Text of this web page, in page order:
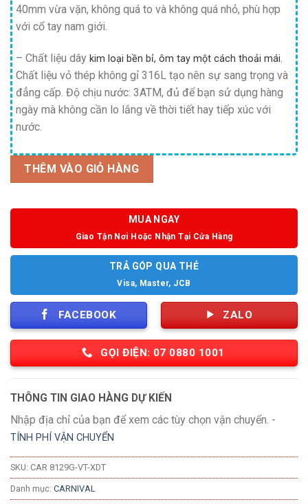
40mm vừa vặn, không quá to và không quá nhỏ, phù hợp
với cổ tay nam giới.
– Chất liệu dây kim loại bền bỉ, ôm tay một cách thoải mái.
Chất liệu vỏ thép không gỉ 316L tạo nên sự sang trọng và
đẳng cấp. Độ chịu nước: 3ATM, đủ để bạn sử dụng hàng
ngày mà không cần lo lắng về thời tiết hay tiếp xúc với
nước.
THÊM VÀO GIỎ HÀNG
MUA NGAY
Giao Tận Nơi Hoặc Nhận Tại Cửa Hàng
TRẢ GÓP QUA THẺ
Visa, Master, JCB
FACEBOOK ZALO
GỌI ĐIỆN: 07 0880 1001
THÔNG TIN GIAO HÀNG DỰ KIẾN
Nhập địa chỉ của bạn để xem các tùy chọn vận chuyển. -
TÍNH PHÍ VẬN CHUYỂN
SKU: CAR 8129G-VT-XDT
Danh mục: CARNIVAL